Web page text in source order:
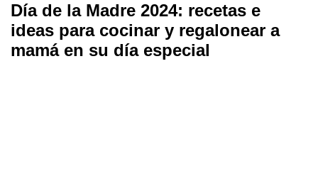
Día de la Madre 2024: recetas e
ideas para cocinar y regalonear a
mamá en su día especial